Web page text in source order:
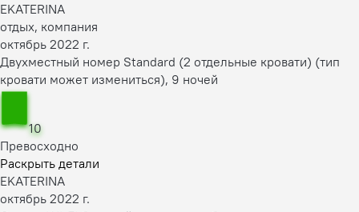
EKATERINA
отдых, компания
октябрь 2022 г.
Двухместный номер Standard (2 отдельные кровати) (тип
кровати может измениться), 9 ночей
10
Превосходно
Раскрыть детали
EKATERINA
октябрь 2022 г.